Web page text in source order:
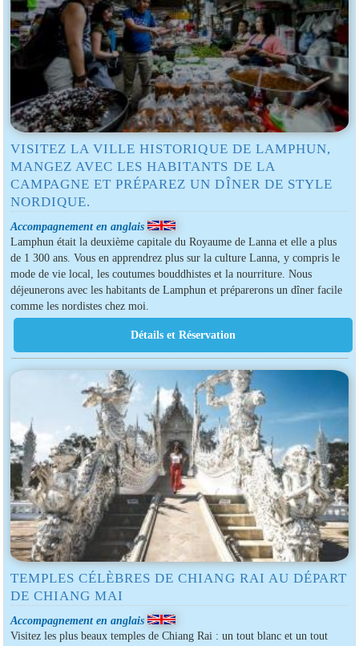
VISITEZ LA VILLE HISTORIQUE DE LAMPHUN,
MANGEZ AVEC LES HABITANTS DE LA
CAMPAGNE ET PRÉPAREZ UN DÎNER DE STYLE
NORDIQUE.
Accompagnement en anglais
Lamphun était la deuxième capitale du Royaume de Lanna et elle a plus
de 1 300 ans. Vous en apprendrez plus sur la culture Lanna, y compris le
mode de vie local, les coutumes bouddhistes et la nourriture. Nous
déjeunerons avec les habitants de Lamphun et préparerons un dîner facile
comme les nordistes chez moi.
TEMPLES CÉLÈBRES DE CHIANG RAI AU DÉPART
DE CHIANG MAI
Accompagnement en anglais
Visitez les plus beaux temples de Chiang Rai : un tout blanc et un tout